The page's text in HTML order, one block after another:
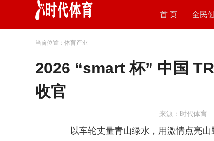
首 页 全民
当前位置：体育产业
2026 “smart 杯” 中国
收官
来源：时代体育
以车轮丈量青山绿水，用激情点亮山